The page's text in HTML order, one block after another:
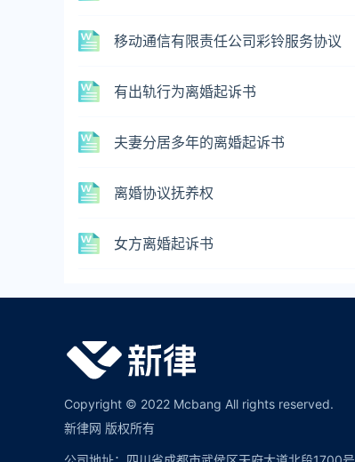
移动通信有限责任公司彩铃服务协议
有出轨行为离婚起诉书
夫妻分居多年的离婚起诉书
离婚协议抚养权
女方离婚起诉书
Copyright © 2022 Mcbang All rights reserved.
新律网 版权所有